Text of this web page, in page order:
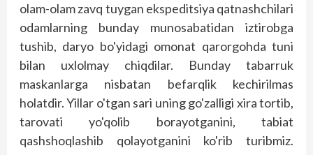
olam-olam zavq tuygan ekspeditsiya qatnashchilari
odamlarning bunday munosabatidan iztirobga
tushib, daryo bo'yidagi omonat qarorgohda tuni
bilan uxlolmay chiqdilar. Bunday tabarruk
maskanlarga nisbatan befarqlik kechirilmas
holatdir. Yillar o'tgan sari uning go'zalligi xira tortib,
tarovati yo'qolib borayotganini, tabiat
qashshoqlashib qolayotganini ko'rib turibmiz.